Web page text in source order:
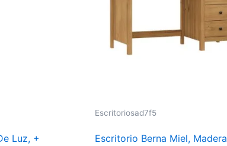
Luz, +
Escritoriosad7f5
Escritorio Berna Miel, Madera